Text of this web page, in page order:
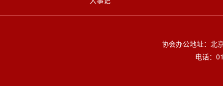
协会办公地址：北
电话：